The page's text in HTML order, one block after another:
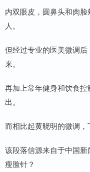
内双眼皮，圆鼻头和肉
人。
但经过专业的医美微调
来。
再加上常年健身和饮食
出。
而相比起黄晓明的微调，
该段落信源来自于中国
瘦脸针？